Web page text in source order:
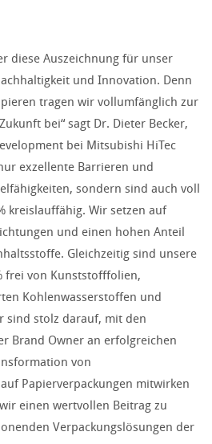
diese Auszeichnung für unser
und Innovation. Denn
tragen wir vollumfänglich zur
bei“ sagt Dr. Dieter Becker,
bei Mitsubishi HiTec
exzellente Barrieren und
sondern sind auch voll
kreislauffähig. Wir setzen auf
und einen hohen Anteil
Gleichzeitig sind unsere
frei von Kunststofffolien,
Kohlenwasserstoffen und
sind stolz darauf, mit den
Brand Owner an erfolgreichen
von
Papierverpackungen mitwirken
einen wertvollen Beitrag zu
Verpackungslösungen der